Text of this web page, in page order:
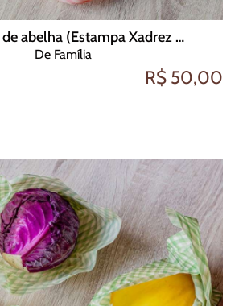
kit pano de cera de abelha (Estampa Xadrez Vermelho)
De Família
R$ 50,00